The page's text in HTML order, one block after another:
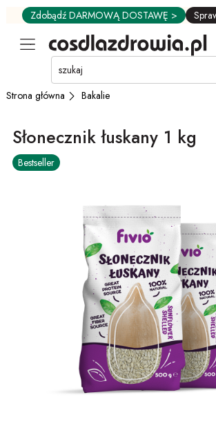
Przejdź
GŁÓWNEJ
ZAWARTOŚCI
MENU
UŻYTKOWNIKA
WYSZUKIWARKI
Zdobądź DARMOWĄ DOSTAWĘ >
Strona główna Bakalie
Słonecznik łuskany 1 kg
Bestseller